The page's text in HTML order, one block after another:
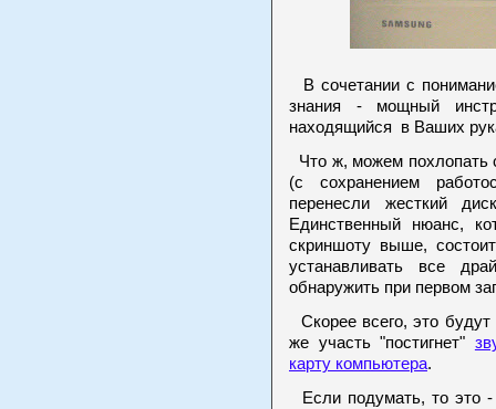
В сочетании с
знания - мощный
находящийся в Ваших
Что ж, можем похлопать
(с сохранением
перенесли жесткий
Единственный нюанс,
скриншоту выше,
устанавливать все
обнаружить при первом
Скорее всего, это
же участь "постигнет"
карту компьютера.
Если подумать, то это -